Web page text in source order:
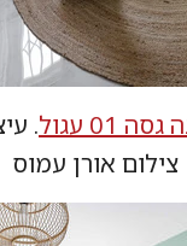
. עיצוב
אורן עמוס